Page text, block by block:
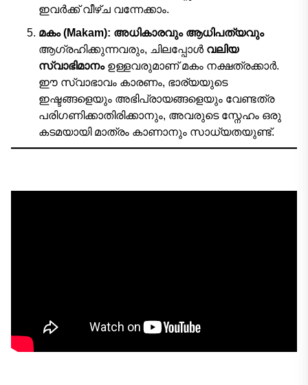
ഇവർക്ക് വീഴ്ച വന്നേക്കാം.
മകം (Makam): അധികാരവും ആധിപത്യവും
ആഗ്രഹിക്കുന്നവരും, ചിലപ്പോൾ വലിയ
സ്വാഭിമാനംഉള്ളവരുമാണ് മകം നക്ഷത്രക്കാർ.
ഈ സ്വാഭാവം കാരണം, ഭാര്യയുടെ
ഇഷ്ടങ്ങളെയും അഭിപ്രായങ്ങളെയും വേണ്ടത്ര
പരിഗണിക്കാതിരിക്കാനും, അവരുടെ സ്നേഹം ഒരു
കടമയായി മാത്രം കാണാനും സാധ്യതയുണ്ട്.